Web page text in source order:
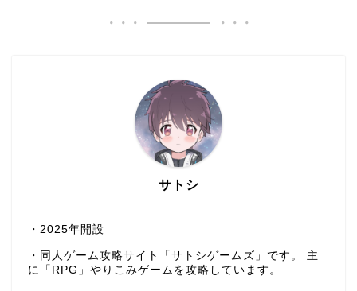
サトシ
・2025年開設
・同人ゲーム攻略サイト「サトシゲームズ」です。 主
に「RPG」やりこみゲームを攻略しています。